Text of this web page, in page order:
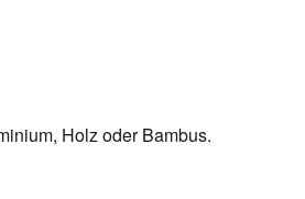
Holz oder Bambus.